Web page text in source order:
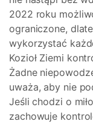
2022 roku
ograniczone,
wykorzystać
Kozioł Ziemi
Żadne
uważa, aby nie
Jeśli chodzi o
zachowuje